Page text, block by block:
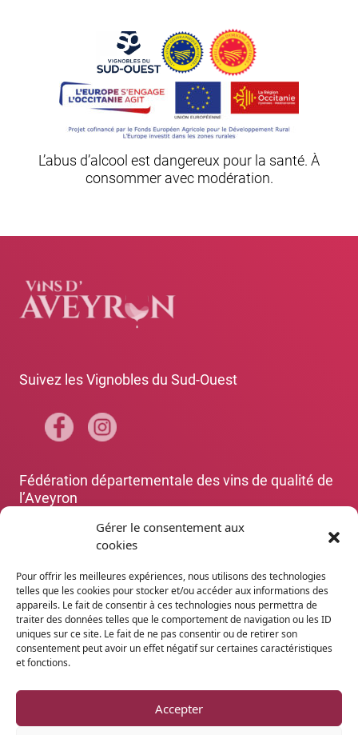
Gérer le consentement aux
cookies
Pour offrir les meilleures expériences, nous utilisons des technologies
telles que les cookies pour stocker et/ou accéder aux informations des
appareils. Le fait de consentir à ces technologies nous permettra de
traiter des données telles que le comportement de navigation ou les ID
uniques sur ce site. Le fait de ne pas consentir ou de retirer son
consentement peut avoir un effet négatif sur certaines caractéristiques
et fonctions.
Accepter
L’abus d’alcool est dangereux pour la santé. À
consommer avec modération.
Suivez les Vignobles du Sud-Ouest
Fédération départementale des vins de qualité de
l’Aveyron
Les organismes de défense et de gestion des
dénominations aveyronnaises (Rodez)
+33 5 65 67 88 70
Agence Départementale de l’Attractivité et du
Tourisme de l’Aveyron
+33 5 65 75 55 80
www.tourisme-aveyron.com